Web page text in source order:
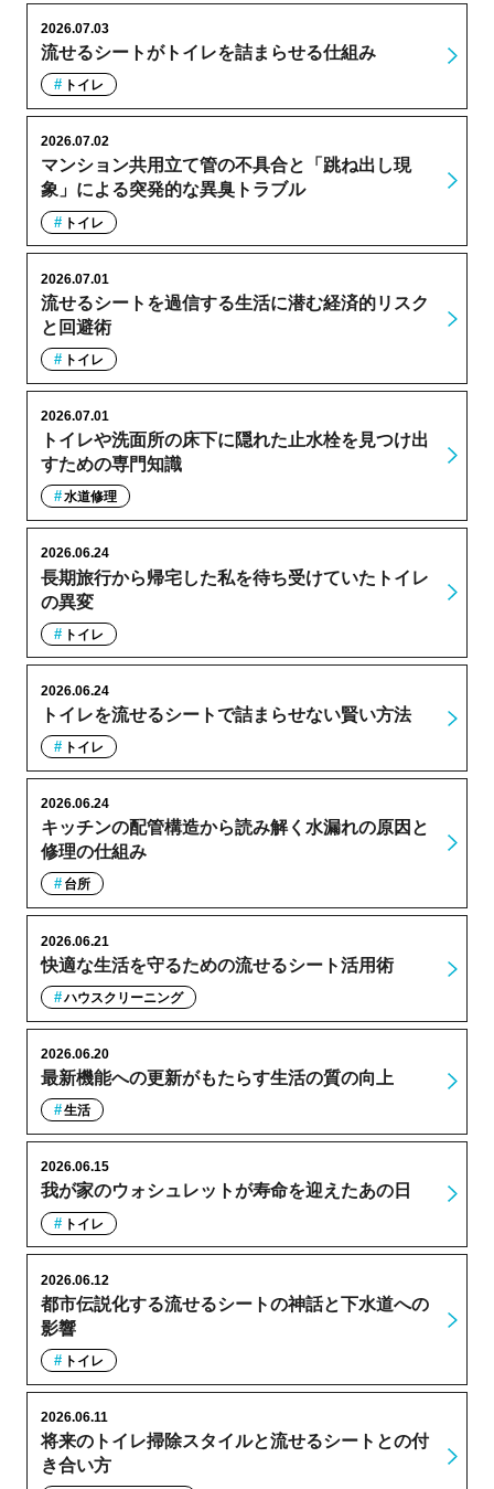
流せるシートがトイレを詰まらせる仕組み
2026.07.03
トイレ
マンション共用立て管の不具合と「跳ね出し現
象」による突発的な異臭トラブル
2026.07.02
トイレ
流せるシートを過信する生活に潜む経済的リスク
と回避術
2026.07.01
トイレ
トイレや洗面所の床下に隠れた止水栓を見つけ出
すための専門知識
2026.07.01
水道修理
長期旅行から帰宅した私を待ち受けていたトイレ
の異変
2026.06.24
トイレ
トイレを流せるシートで詰まらせない賢い方法
2026.06.24
トイレ
キッチンの配管構造から読み解く水漏れの原因と
修理の仕組み
2026.06.24
台所
快適な生活を守るための流せるシート活用術
2026.06.21
ハウスクリーニング
最新機能への更新がもたらす生活の質の向上
2026.06.20
生活
我が家のウォシュレットが寿命を迎えたあの日
2026.06.15
トイレ
都市伝説化する流せるシートの神話と下水道への
影響
2026.06.12
トイレ
将来のトイレ掃除スタイルと流せるシートとの付
き合い方
2026.06.11